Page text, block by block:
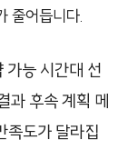
줄어듭니다.
능 시간대 선
과 후속 계획 메
도가 달라집